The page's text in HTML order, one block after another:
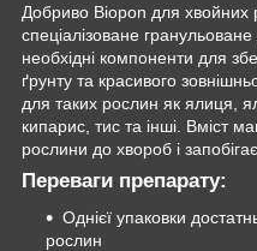
Добриво Biopon для хвойних
спеціалізоване гранульоване
необхідні компоненти для
ґрунту та красивого
для таких рослин як ялиця,
кипарис, тис та інші. Вміст
рослини до хвороб і
Переваги препарату:
Однієї упаковки
рослин